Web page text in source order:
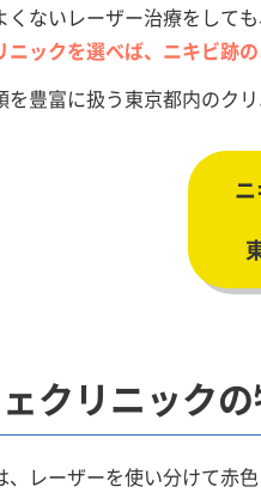
ないレーザー治療をして
ニックを選べば、ニキビ跡
豊富に扱う東京都内のク
クリニック
、レーザーを使い分けて赤